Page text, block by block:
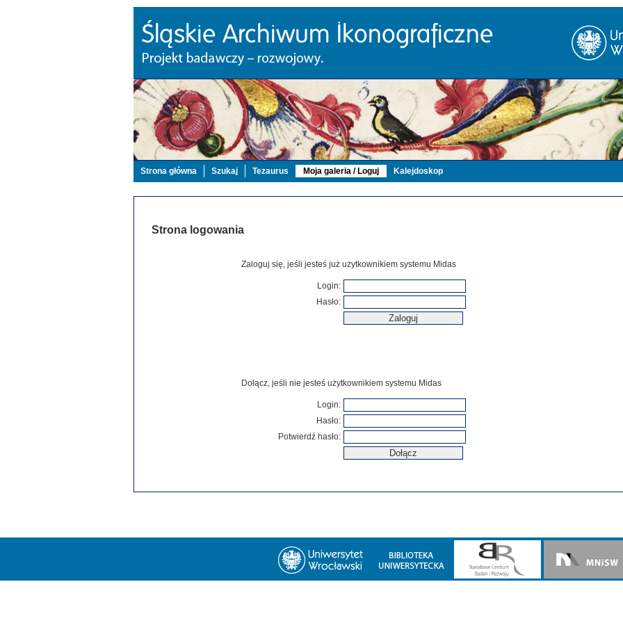
Strona główna Szukaj Tezaurus Moja galeria / Loguj Kalejdoskop
Strona logowania
Zaloguj się, jeśli jesteś już użytkownikiem systemu Midas
Login:
Hasło:
Dołącz, jeśli nie jesteś użytkownikiem systemu Midas
Login:
Hasło:
Potwierdź hasło: